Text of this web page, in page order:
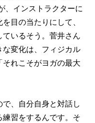
、インストラクターに
目の当たりにして、
いるそう。菅井さん
変化は、フィジカル
れこそがヨガの最大
、自分自身と対話し
習をするんです。そ